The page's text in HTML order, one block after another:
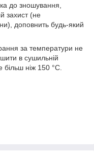
до зношування,
захист (не
доповнить будь-який
за температури не
в сушильній
ніж 150 °C.